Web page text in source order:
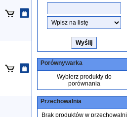
Porównywarka
Wybierz produkty do
porównania
Przechowalnia
Brak produktów w przechowalni